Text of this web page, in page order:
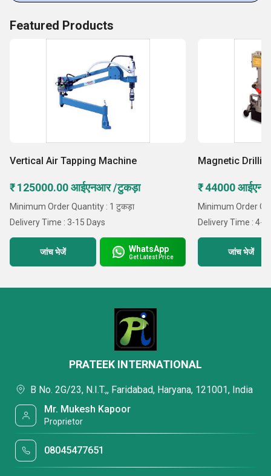
Featured Products
Vertical Air Tapping Machine
₹ 125000.00 आईएनआर /टुकड़ा
Minimum Order Quantity : 1 टुकड़ा
Delivery Time : 3-15 Days
जांच भेजें WhatsApp
Get Latest Price
Magnetic
₹ 44000
Minimum Order
Delivery Time : 4-5
जांच भेजें
PRATEEK INTERNATIONAL
B No. 2G/23, N.I.T.,, Faridabad, Haryana, 121001, India
Mr. Mukesh Kapoor
Proprietor
08045477651